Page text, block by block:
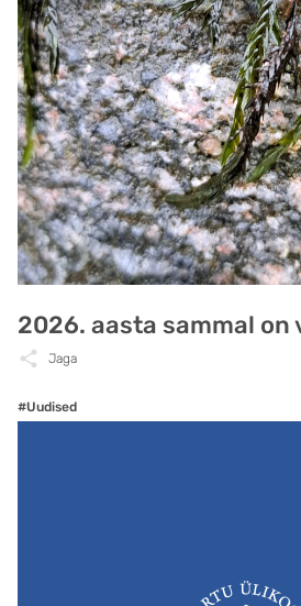
2026. aasta sammal on
Jaga
#Uudised